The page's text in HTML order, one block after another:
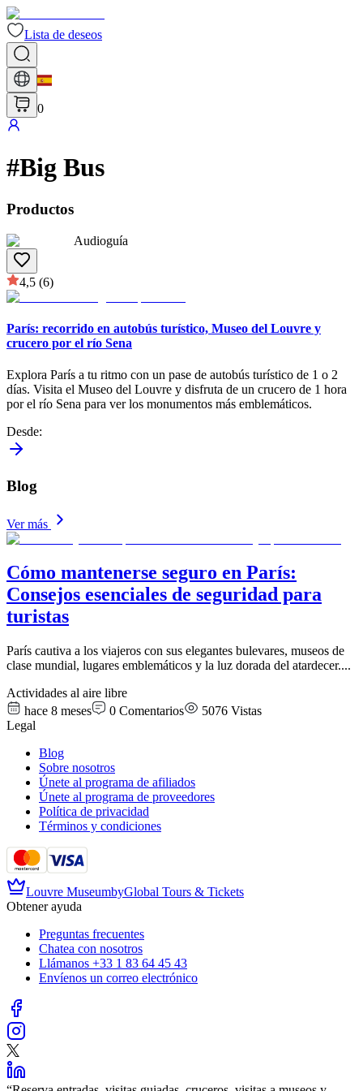
Lista de deseos
0
#Big Bus
Productos
Audioguía
4,5 (6)
París: recorrido en autobús turístico, Museo del Louvre y
crucero por el río Sena
Explora París a tu ritmo con un pase de autobús turístico de 1 o 2
días. Visita el Museo del Louvre y disfruta de un crucero de 1 hora
por el río Sena para ver los monumentos más emblemáticos.
Desde:
Blog
Ver más
Cómo mantenerse seguro en París:
Consejos esenciales de seguridad para
turistas
París cautiva a los viajeros con sus elegantes bulevares, museos de
clase mundial, lugares emblemáticos y la luz dorada del atardecer....
Actividades al aire libre
hace 8 meses
0 Comentarios 5076 Vistas
Legal
Blog
Sobre nosotros
Únete al programa de afiliados
Únete al programa de proveedores
Política de privacidad
Términos y condiciones
Louvre MuseumbyGlobal Tours & Tickets
Obtener ayuda
Preguntas frecuentes
Chatea con nosotros
Llámanos +33 1 83 64 45 43
Envíenos un correo electrónico